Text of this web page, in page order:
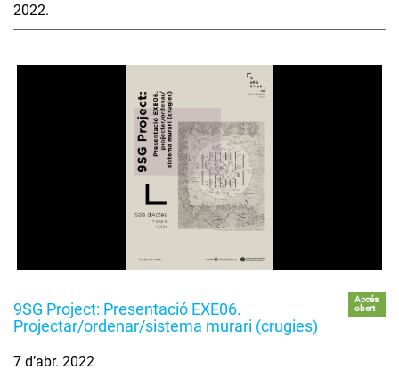
2022.
9SG Project: Presentació EXE06.
Projectar/ordenar/sistema murari (crugies)
Accés
obert
7 d’abr. 2022